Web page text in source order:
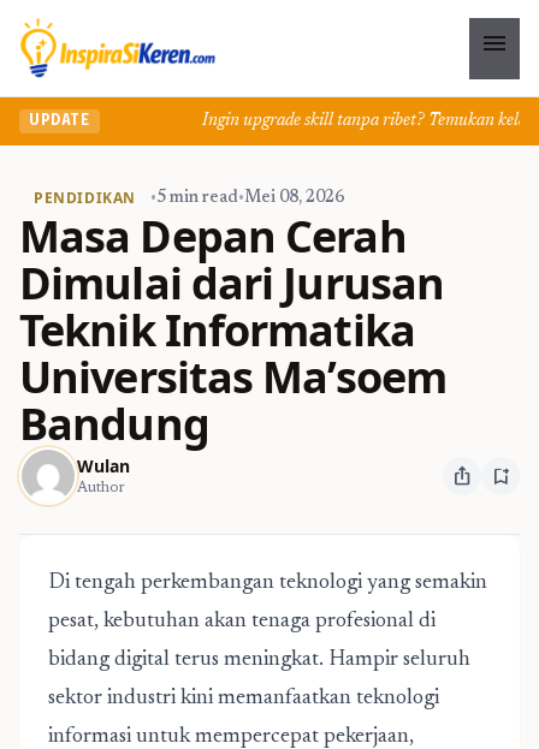
menu
UPDATE Ingin upgrade skill tanpa ribet? Temukan kelas
PENDIDIKAN •5 min read•Mei 08, 2026
Masa Depan Cerah
Dimulai dari Jurusan
Teknik Informatika
Universitas Ma’soem
Bandung
Wulan
Author ios_share bookmark_add
Di tengah perkembangan teknologi yang semakin
pesat, kebutuhan akan tenaga profesional di
bidang digital terus meningkat. Hampir seluruh
sektor industri kini memanfaatkan teknologi
informasi untuk mempercepat pekerjaan,